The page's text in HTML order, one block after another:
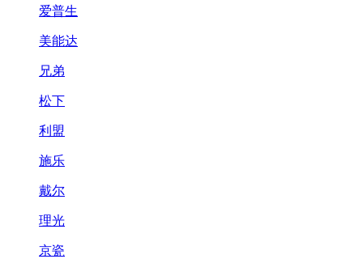
爱普生
美能达
兄弟
松下
利盟
施乐
戴尔
理光
京瓷